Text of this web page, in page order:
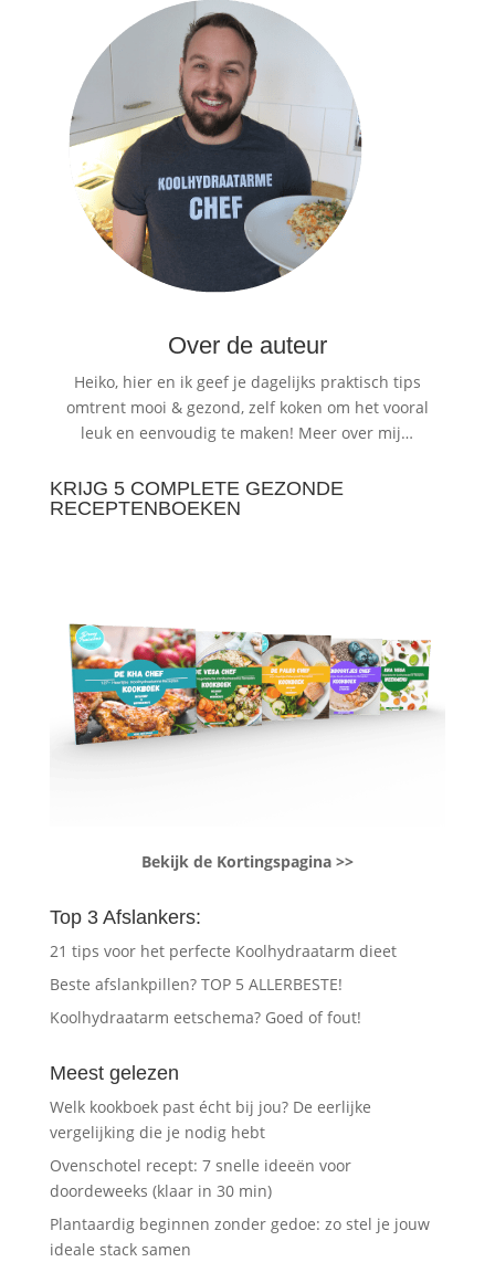
Over de auteur
Heiko, hier en ik geef je dagelijks praktisch tips
omtrent mooi & gezond, zelf koken om het vooral
leuk en eenvoudig te maken! Meer over mij…
KRIJG 5 COMPLETE GEZONDE
RECEPTENBOEKEN
Bekijk de Kortingspagina >>
Top 3 Afslankers:
21 tips voor het perfecte Koolhydraatarm dieet
Beste afslankpillen? TOP 5 ALLERBESTE!
Koolhydraatarm eetschema? Goed of fout!
Meest gelezen
Welk kookboek past écht bij jou? De eerlijke
vergelijking die je nodig hebt
Ovenschotel recept: 7 snelle ideeën voor
doordeweeks (klaar in 30 min)
Plantaardig beginnen zonder gedoe: zo stel je jouw
ideale stack samen